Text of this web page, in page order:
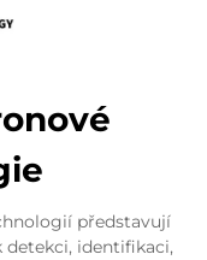
představují
detekci, identifikaci,